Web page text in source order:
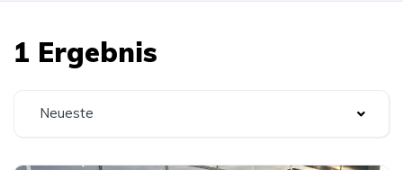
1 Ergebnis
Neueste